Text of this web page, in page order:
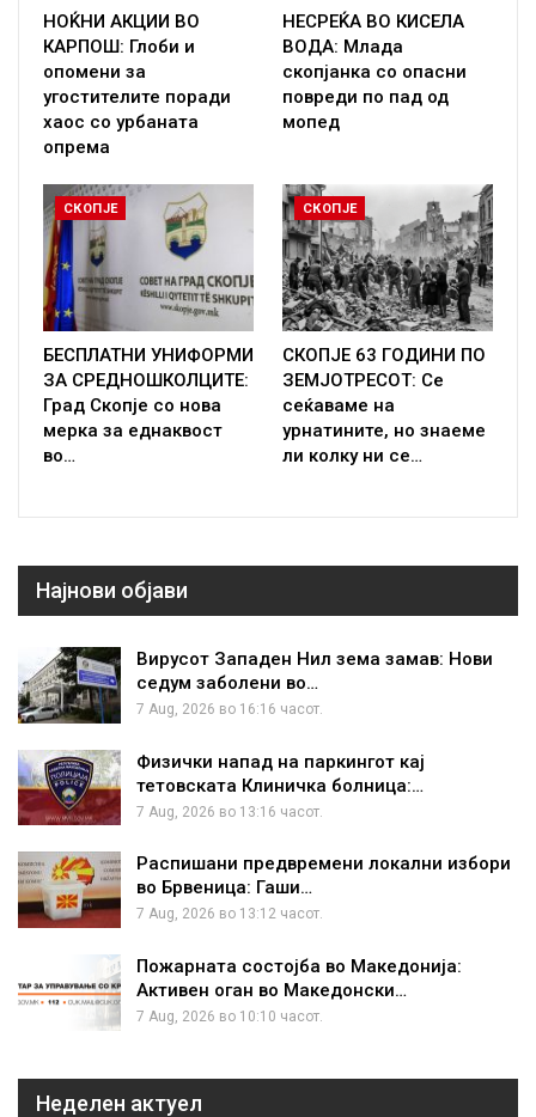
НОЌНИ АКЦИИ ВО
КАРПОШ: Глоби и
опомени за
угостителите поради
хаос со урбаната
опрема
НЕСРЕЌА ВО КИСЕЛА
ВОДА: Млада
скопјанка со опасни
повреди по пад од
мопед
СКОПЈЕ
БЕСПЛАТНИ УНИФОРМИ
ЗА СРЕДНОШКОЛЦИТЕ:
Град Скопје со нова
мерка за еднаквост
во…
СКОПЈЕ
СКОПЈЕ 63 ГОДИНИ ПО
ЗЕМЈОТРЕСОТ: Се
сеќаваме на
урнатините, но знаеме
ли колку ни се…
Најнови објави
Вирусот Западен Нил зема замав: Нови
седум заболени во…
7 Aug, 2026 во 16:16 часот.
Физички напад на паркингот кај
тетовската Клиничка болница:…
7 Aug, 2026 во 13:16 часот.
Распишани предвремени локални избори
во Брвеница: Гаши…
7 Aug, 2026 во 13:12 часот.
Пожарната состојба во Македонија:
Активен оган во Македонски…
7 Aug, 2026 во 10:10 часот.
Неделен актуел